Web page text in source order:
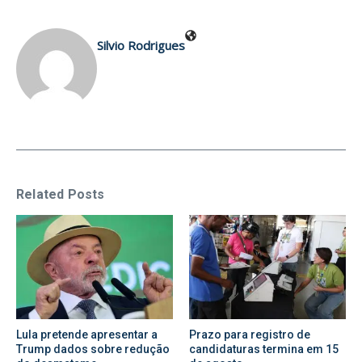
Silvio Rodrigues
Related Posts
Lula pretende apresentar a
Trump dados sobre redução
Prazo para registro de
candidaturas termina em 15